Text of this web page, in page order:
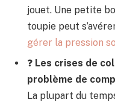
jouet. Une petite
toupie peut
gérer la pression
❓ Les crises de
problème de
La plupart du